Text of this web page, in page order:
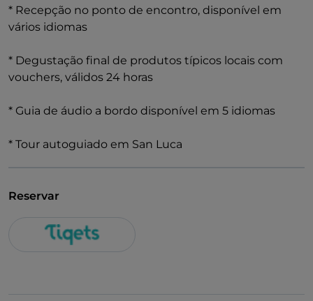
* Recepção no ponto de encontro, disponível em
vários idiomas
* Degustação final de produtos típicos locais com
vouchers, válidos 24 horas
* Guia de áudio a bordo disponível em 5 idiomas
* Tour autoguiado em San Luca
Reservar